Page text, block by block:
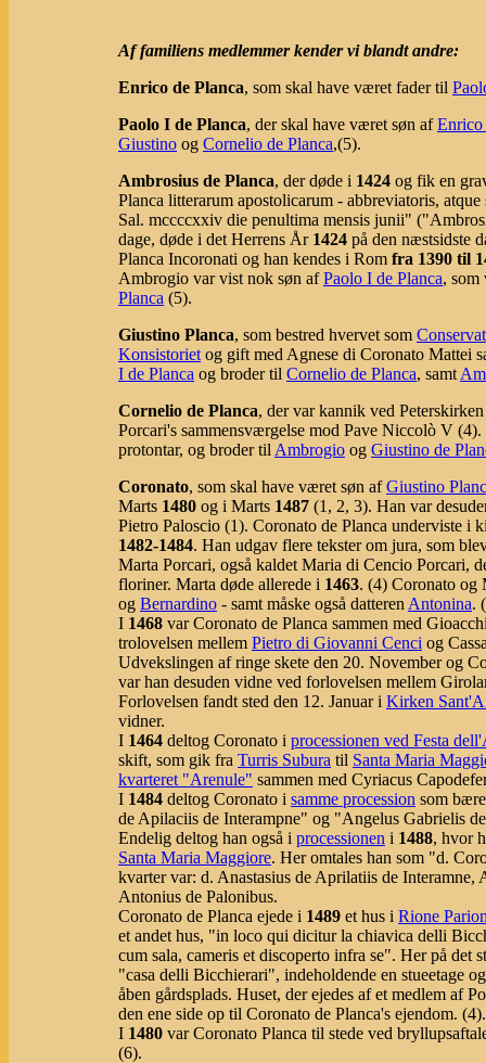
Af familiens medlemmer kender vi blandt andre:
Enrico de Planca, som skal have været fader til
Paolo I de Planca, der skal have været søn afEnrico
Giustino og Cornelio de Planca,(5).
Ambrosius de Planca, der døde i 1424 og fik en
Planca litterarum apostolicarum - abbreviatoris,
Sal. mccccxxiv die penultima mensis junii"
dage, døde i det Herrens År 1424 på den næstsidste
Planca Incoronati og han kendes i Rom fra 1390 til
Ambrogio var vist nok søn afPaolo I de Planca, som
Planca (5).
Giustino Planca, som bestred hvervet som
Konsistoriet og gift med Agnese di Coronato Mattei
I de Planca og broder til Cornelio de Planca, samt
Cornelio de Planca, der var kannik ved
Porcari's sammensværgelse mod Pave Niccolò V
protontar, og broder til Ambrogio og Giustino de
Coronato, som skal have været søn afGiustino
Marts 1480 og i Marts 1487 (1, 2, 3). Han var
Pietro Paloscio (1). Coronato de Planca underviste
1482-1484. Han udgav flere tekster om jura, som
Marta Porcari, også kaldet Maria di Cencio Porcari,
floriner. Marta døde allerede i 1463. (4) Coronato
og Bernardino - samt måske også datteren Antonina.
I 1468 var Coronato de Planca sammen med
trolovelsen mellem Pietro di Giovanni Cenci og
Udvekslingen af ringe skete den 20. November og
var han desuden vidne ved forlovelsen mellem
Forlovelsen fandt sted den 12. Januar i Kirken
vidner.
I 1464 deltog Coronato i processionen ved Festa
skift, som gik fra Turris Subura til Santa Maria
kvarteret "Arenule" sammen med Cyriacus
I 1484 deltog Coronato i samme procession som
de Apilaciis de Interampne" og "Angelus Gabrielis
Endelig deltog han også i processionen i 1488, hvor
Santa Maria Maggiore. Her omtales han som "d.
kvarter var: d. Anastasius de Aprilatiis de
Antonius de Palonibus.
Coronato de Planca ejede i 1489 et hus i Rione
et andet hus, "in loco qui dicitur la chiavica delli
cum sala, cameris et discoperto infra se". Her på
"casa delli Bicchierari", indeholdende en stueetage
åben gårdsplads. Huset, der ejedes af et medlem af
den ene side op til Coronato de Planca's ejendom. (4).
I 1480 var Coronato Planca til stede ved
(6).